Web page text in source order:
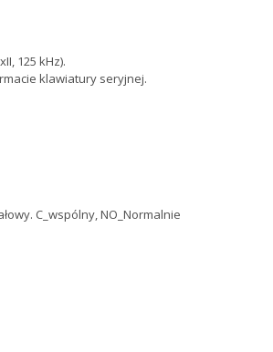
125 kHz).
klawiatury seryjnej.
C_wspólny, NO_Normalnie